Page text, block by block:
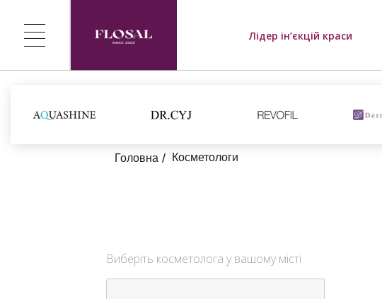
Лідер ін’єкцій краси
Головна Косметологи
Виберіть косметолога у вашому місті